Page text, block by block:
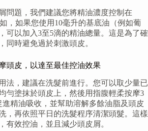
問題，我們建議您將精油濃度控制在
，如果您使用10毫升的基底油（例如葡
可以加入3至5滴的精油總量。這是為了確
同時避免過於刺激頭皮。
頭皮，以達至最佳控油效果
法，建議在洗髮前進行。您可以取少量已
勻塗抹於頭皮上，然後用指腹輕柔按摩3
精油吸收，並幫助溶解多餘油脂及頭皮
，再依照平日的洗髮程序清潔頭髮。這樣
有效控油，並且減少頭皮屑。